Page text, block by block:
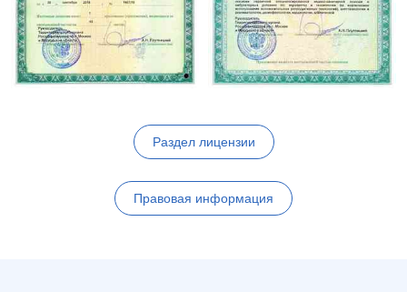
Раздел лицензии
Правовая информация